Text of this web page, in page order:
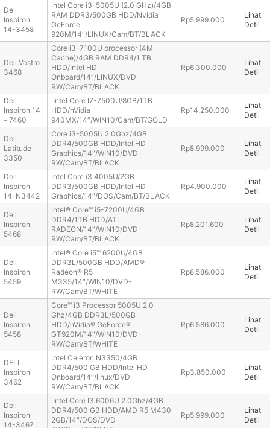
Dell
Inspiron
14-3458
Intel Core i3-5005U (2.0 GHz)/4GB
RAM DDR3/500GB HDD/Nvidia
GeForce
920M/14″/LINUX/Cam/BT/BLACK
Rp5.999.000
Lihat
Detil
Dell Vostro
3468
Core i3-7100U processor (4M
Cache)/4GB RAM DDR4/1 TB
HDD/Intel HD
Onboard/14″/LINUX/DVD-
RW/Cam/BT/BLACK
Rp6.300.000
Lihat
Detil
Dell
Inspiron 14
– 7460
Intel Core I7-7500U/8GB/1TB
HDD/nVidia
940MX/14″/WIN10/Cam/BT/GOLD
Rp14.250.000
Lihat
Detil
Dell
Latitude
3350
Core i3-5005U 2.0Ghz/4GB
DDR4/500GB HDD/Intel HD
Graphics/14″/WIN10/DVD-
RW/Cam/BT/BLACK
Rp8.999.000
Lihat
Detil
Dell
Inspiron
14-N3442
Intel Core i3 4005U/2GB
DDR3/500GB HDD/Intel HD
Graphics/14″/DOS/Cam/BT/BLACK
Rp4.900.000
Lihat
Detil
Dell
Inspiron
5468
Intel® Core™ i5-7200U/4GB
DDR4/1TB HDD/ATI
RADEON/14″/WIN10/DVD-
RW/Cam/BT/BLACK
Rp8.201.600
Lihat
Detil
Dell
Inspiron
5459
Intel® Core i5™ 6200U/4GB
DDR3L/500GB HDD/AMD®
Radeon® R5
M335/14″/WIN10/DVD-
RW/Cam/BT/WHITE
Rp8.586.000
Lihat
Detil
Dell
Inspiron
5458
Core™ i3 Processor 5005U 2.0
Ghz/4GB DDR3L/500GB
HDD/nVidia® GeForce®
GT920M/14″/WIN10/DVD-
RW/Cam/BT/WHITE
Rp6.586.000
Lihat
Detil
DELL
Inspiron
3462
Intel Celeron N3350/4GB
DDR4/500 GB HDD/Intel HD
Onboard/14″/linux/DVD
RW/Cam/BT/BLACK
Rp3.850.000
Lihat
Detil
Dell
Inspiron
14-3467
Intel Core I3 6006U 2.0Ghz/4GB
DDR4/500 GB HDD/AMD R5 M430
2GB/14″/DOS/DVD-
Rp5.999.000
Lihat
Detil